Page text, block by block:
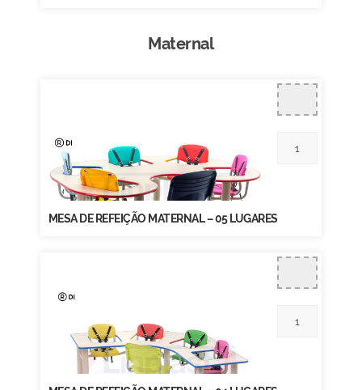
Maternal
MESA DE REFEIÇÃO MATERNAL – 05 LUGARES